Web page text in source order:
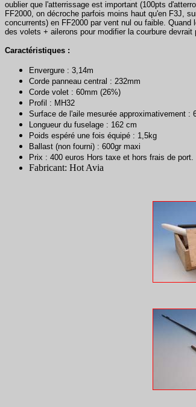
oublier que l'atterrissage est important (100pts
FF2000, on décroche parfois moins haut qu'en F3J,
concurrents) en FF2000 par vent nul ou faible.
des volets + ailerons pour modifier la courbure
Caractéristiques :
Envergure : 3,14m
Corde panneau central : 232mm
Corde volet : 60mm (26%)
Profil : MH32
Surface de l'aile mesurée approximativement :
Longueur du fuselage : 162 cm
Poids espéré une fois équipé : 1,5kg
Ballast (non fourni) : 600gr maxi
Prix : 400 euros Hors taxe et hors frais de port.
Fabricant: Hot Avia